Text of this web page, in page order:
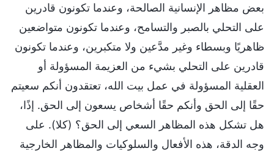
بعض مظاهر الإنسانية الصالحة، وعندما تكونون قادرين
على التحلي بالصبر والتسامح، وعندما تكونون متواضعين
ظاهريًا وبسطاء وغير مدَّعين ولا متكبرين، وعندما تكونون
قادرين على التحلي بشيء من العزيمة المسؤولة أو
العقلية المسؤولة في عمل بيت الله، تعتقدون أنكم سعيتم
حقًا إلى الحق وأنكم حقًا أشخاص يسعون إلى الحق. إذًا،
هل تشكل هذه المظاهر السعي إلى الحق؟ (كلا). على
وجه الدقة، هذه الأفعال والسلوكيات والمظاهر الخارجية